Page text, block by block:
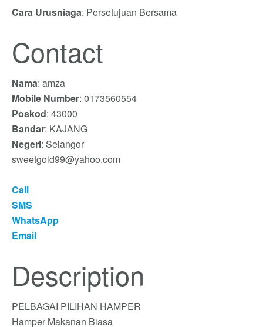
Cara Urusniaga: Persetujuan Bersama
Contact
Nama: amza
Mobile Number: 0173560554
Poskod: 43000
Bandar: KAJANG
Negeri: Selangor
sweetgold99@yahoo.com
Call
SMS
WhatsApp
Email
Description
PELBAGAI PILIHAN HAMPER
Hamper Makanan Biasa